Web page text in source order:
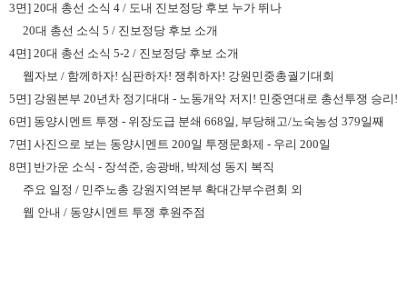
3면] 20대 총선 소식 4 / 도내 진보정당 후보 누가 뛰나
20대 총선 소식 5 / 진보정당 후보 소개
4면] 20대 총선 소식 5-2 / 진보정당 후보 소개
웹자보 / 함께하자! 심판하자! 쟁취하자! 강원민중총궐기대회
5면] 강원본부 20년차 정기대대 - 노동개악 저지! 민중연대로 총선투쟁 승리!
6면] 동양시멘트 투쟁 - 위장도급 분쇄 668일, 부당해고/노숙농성 379일째
7면] 사진으로 보는 동양시멘트 200일 투쟁문화제 - 우리 200일
8면] 반가운 소식 - 장석준, 송광배, 박제성 동지 복직
주요 일정 / 민주노총 강원지역본부 확대간부수련회 외
웹 안내 / 동양시멘트 투쟁 후원주점